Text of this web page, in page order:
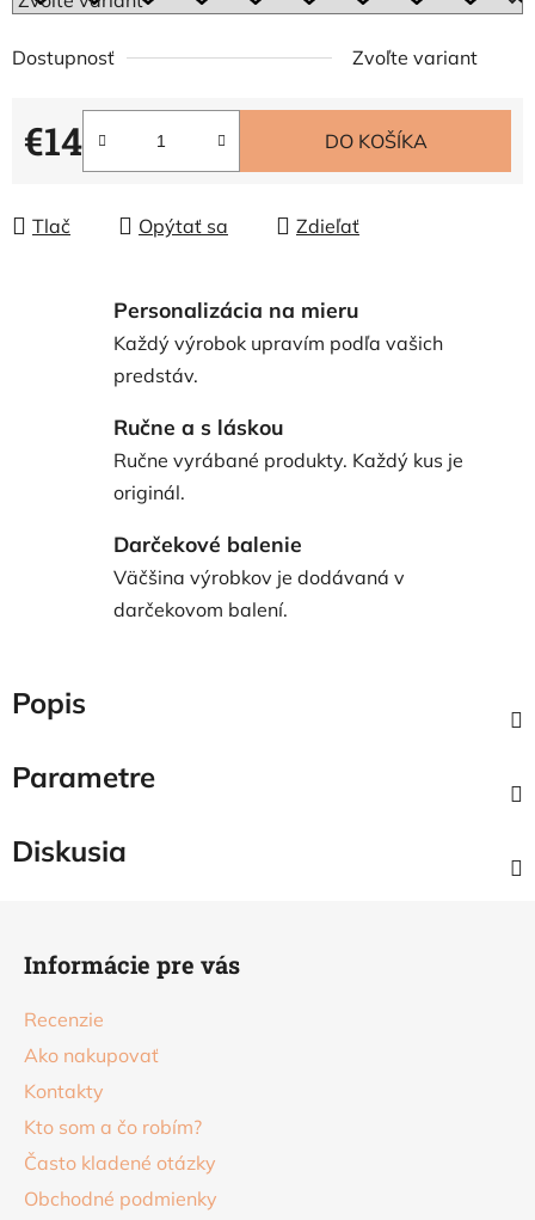
Dostupnosť Zvoľte variant
€14
Jednotková cena:
DO KOŠÍKA
Tlač Opýtať sa Zdieľať
Personalizácia na mieru
Každý výrobok upravím podľa vašich
predstáv.
Ručne a s láskou
Ručne vyrábané produkty. Každý kus je
originál.
Darčekové balenie
Väčšina výrobkov je dodávaná v
darčekovom balení.
Popis
Parametre
Diskusia
Informácie pre vás
Recenzie
Ako nakupovať
Kontakty
Kto som a čo robím?
Často kladené otázky
Obchodné podmienky